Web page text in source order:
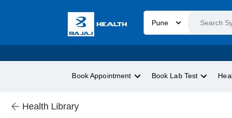
Pune
Book Appointment Book Lab Test
Health Library